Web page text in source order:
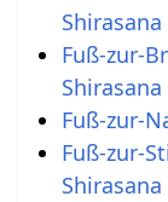
Fuß-zur-
Fuß-zur-
Fuß-zur-